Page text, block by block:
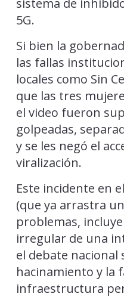
5G.
Si bien la
las fallas
locales como Sin
que las tres
el video fueron
golpeadas,
y se les negó el
viralización.
Este incidente en
(que ya arrastra
problemas,
irregular de una
el debate
hacinamiento y la
infraestructura